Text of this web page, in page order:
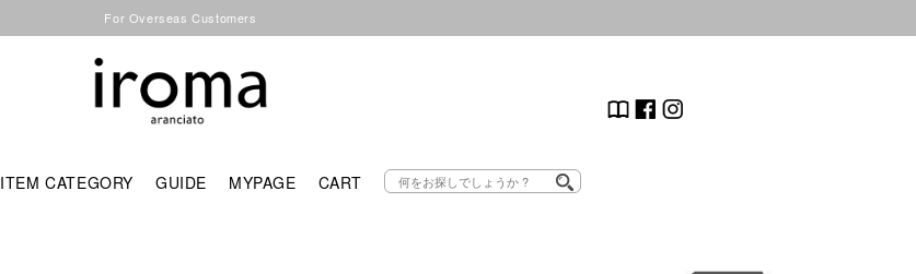
For Overseas Customers
ITEM CATEGORY GUIDE MYPAGE CART